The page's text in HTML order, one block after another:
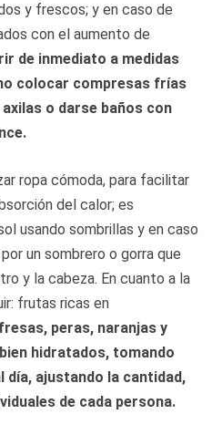
y frescos; y en caso de
con el aumento de
de inmediato a medidas
colocar compresas frías
o darse baños con
ropa cómoda, para facilitar
del calor; es
usando sombrillas y en caso
un sombrero o gorra que
y la cabeza. En cuanto a la
frutas ricas en
peras, naranjas y
hidratados, tomando
día, ajustando la cantidad,
de cada persona.